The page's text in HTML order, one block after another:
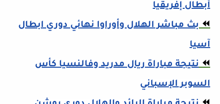
أبطال إفريقيا
⏪بث مباشر الهلال وأوراوا نهائي دوري ابطال
آسيا
⏪نتيجة مباراة ريال مدريد وفالنسيا كأس
السوبر الإسباني